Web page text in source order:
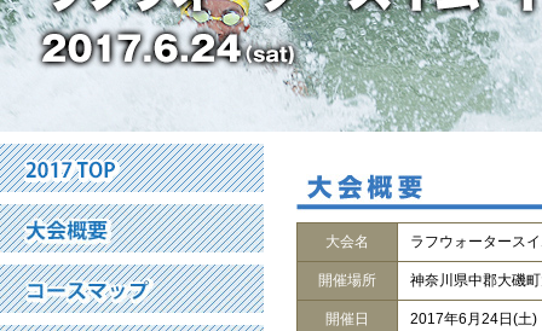
大会名 ラフウォータース
開催場所 神奈川県中郡大磯
開催日 2017年6月24日(土)